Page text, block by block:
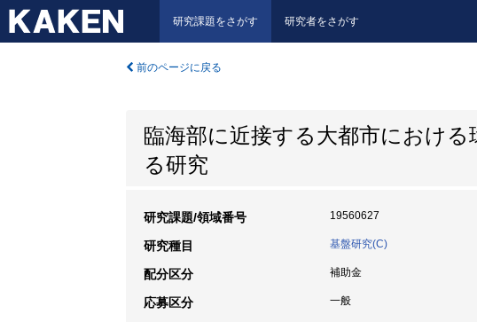
研究課題をさがす 研究者をさがす
前のページに戻る
臨海部に近接する大都市におけ
る研究
研究課題/領域番号 19560627
研究種目 基盤研究(C)
配分区分 補助金
応募区分 一般